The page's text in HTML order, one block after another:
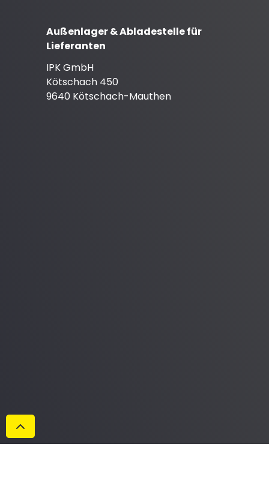
Außenlager & Abladestelle für
Lieferanten
IPK GmbH
Kötschach 450
9640 Kötschach-Mauthen